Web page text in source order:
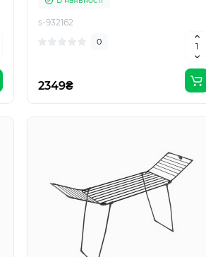
s-932162
0
2349₴